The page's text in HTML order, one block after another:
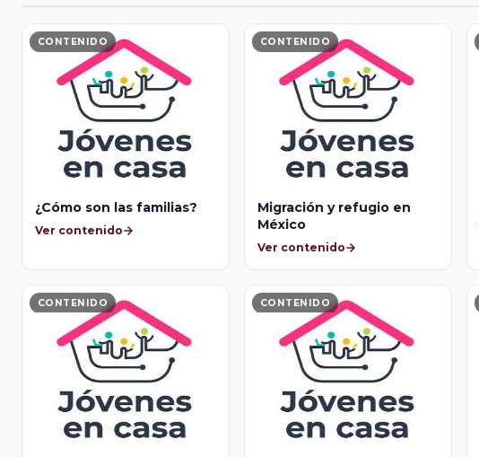
CONTENIDO
¿Cómo son las familias?
Ver contenido
CONTENIDO
Migración y refugio en
México
Ver contenido
CONTENIDO CONTENIDO